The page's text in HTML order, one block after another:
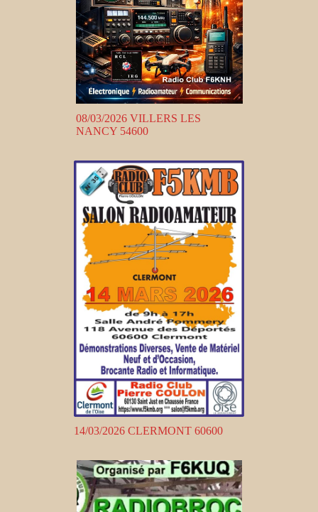
08/03/2026 VILLERS LES
NANCY 54600
14/03/2026 CLERMONT 60600